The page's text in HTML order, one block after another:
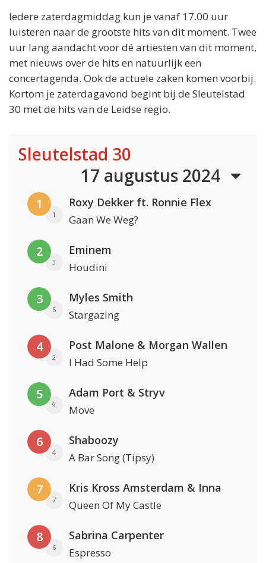
Iedere zaterdagmiddag kun je vanaf 17.00 uur
luisteren naar de grootste hits van dit moment. Twee
uur lang aandacht voor dé artiesten van dit moment,
met nieuws over de hits en natuurlijk een
concertagenda. Ook de actuele zaken komen voorbij.
Kortom je zaterdagavond begint bij de Sleutelstad
30 met de hits van de Leidse regio.
Sleutelstad 30
17 augustus 2024
1
1
Roxy Dekker ft. Ronnie Flex
Gaan We Weg?
2
3
Eminem
Houdini
3
5
Myles Smith
Stargazing
4
2
Post Malone & Morgan Wallen
I Had Some Help
5
9
Adam Port & Stryv
Move
6
4
Shaboozy
A Bar Song (Tipsy)
7
7
Kris Kross Amsterdam & Inna
Queen Of My Castle
8
6
Sabrina Carpenter
Espresso